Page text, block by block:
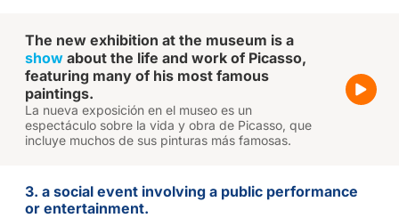
The new exhibition at the museum is a
show about the life and work of Picasso,
featuring many of his most famous
paintings.
La nueva exposición en el museo es un
espectáculo sobre la vida y obra de Picasso, que
incluye muchos de sus pinturas más famosas.
3. a social event involving a public performance
or entertainment.